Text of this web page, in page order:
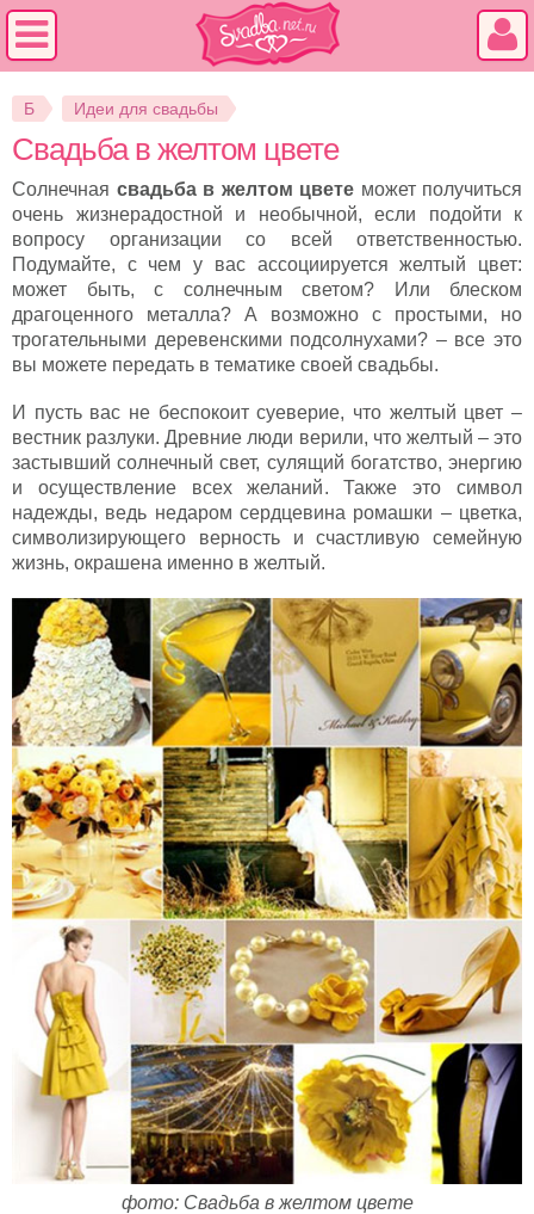
Б Идеи для свадьбы
Свадьба в желтом цвете
Солнечная свадьба в желтом цвете может получиться
очень жизнерадостной и необычной, если подойти к
вопросу организации со всей ответственностью.
Подумайте, с чем у вас ассоциируется желтый цвет:
может быть, с солнечным светом? Или блеском
драгоценного металла? А возможно с простыми, но
трогательными деревенскими подсолнухами? – все это
вы можете передать в тематике своей свадьбы.
И пусть вас не беспокоит суеверие, что желтый цвет –
вестник разлуки. Древние люди верили, что желтый – это
застывший солнечный свет, сулящий богатство, энергию
и осуществление всех желаний. Также это символ
надежды, ведь недаром сердцевина ромашки – цветка,
символизирующего верность и счастливую семейную
жизнь, окрашена именно в желтый.
фото: Свадьба в желтом цвете